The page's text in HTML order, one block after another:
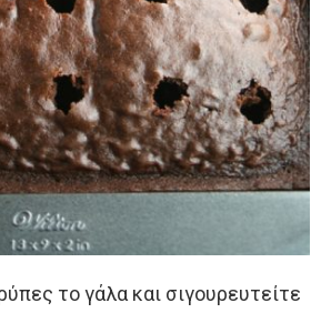
το γάλα και σιγουρευτείτε